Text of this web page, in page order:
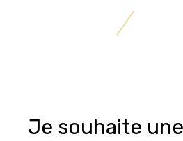
par
Je souhaite une